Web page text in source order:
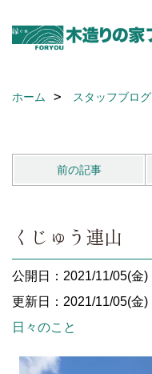
ホーム スタッフブログ
前の記事
くじゅう連山
公開日：2021/11/05(金)
更新日：2021/11/05(金)
日々のこと